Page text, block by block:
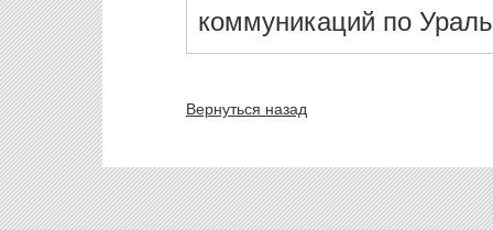
коммуникаций по
Вернуться назад